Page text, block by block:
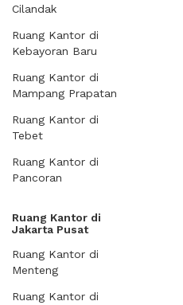
Cilandak
Ruang Kantor di
Kebayoran Baru
Ruang Kantor di
Mampang Prapatan
Ruang Kantor di
Tebet
Ruang Kantor di
Pancoran
Ruang Kantor di
Jakarta Pusat
Ruang Kantor di
Menteng
Ruang Kantor di